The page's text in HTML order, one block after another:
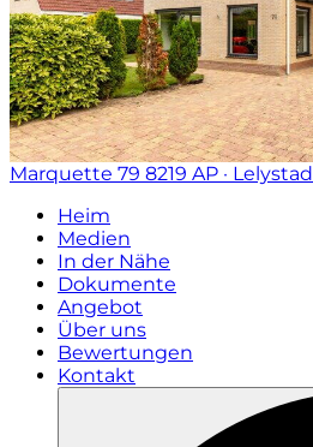
Marquette 79 8219 AP · Lelystad
Heim
Medien
In der Nähe
Dokumente
Angebot
Über uns
Bewertungen
Kontakt